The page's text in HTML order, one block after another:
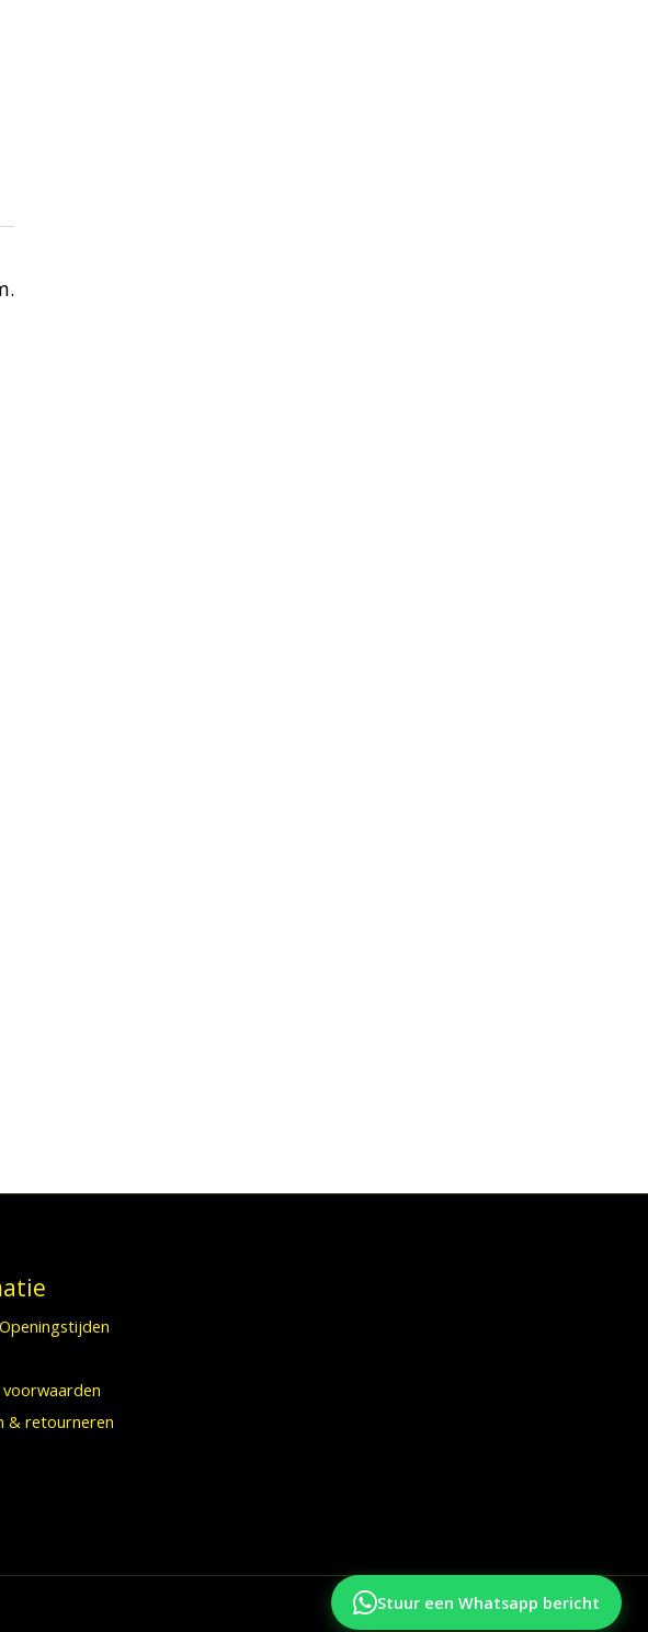
& retourneren
Stuur een Whatsapp bericht